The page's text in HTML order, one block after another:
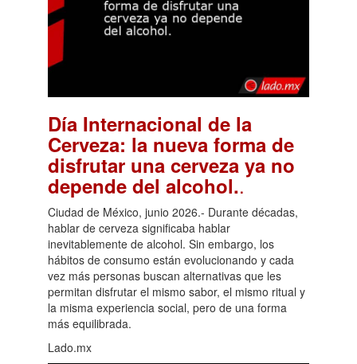
Día Internacional de la
Cerveza: la nueva forma de
disfrutar una cerveza ya no
depende del alcohol..
Ciudad de México, junio 2026.- Durante décadas,
hablar de cerveza significaba hablar
inevitablemente de alcohol. Sin embargo, los
hábitos de consumo están evolucionando y cada
vez más personas buscan alternativas que les
permitan disfrutar el mismo sabor, el mismo ritual y
la misma experiencia social, pero de una forma
más equilibrada.
Lado.mx